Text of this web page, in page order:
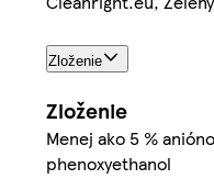
Zloženie
Zloženie
Menej ako 5 %
phenoxyethanol